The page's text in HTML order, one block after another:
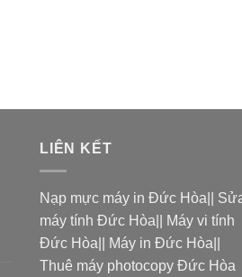
LIÊN KẾT
Nạp mực máy in Đức Hòa
máy tính Đức Hòa
Máy vi tính
Đức Hòa
Máy in Đức Hòa
Thuê máy photocopy Đức Hòa